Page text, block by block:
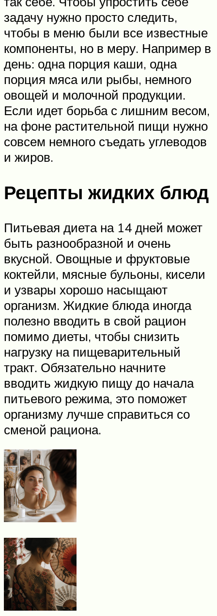
задачу нужно просто следить,
чтобы в меню были все известные
компоненты, но в меру. Например в
день: одна порция каши, одна
порция мяса или рыбы, немного
овощей и молочной продукции.
Если идет борьба с лишним весом,
на фоне растительной пищи нужно
совсем немного съедать углеводов
и жиров.
Рецепты жидких блюд
Питьевая диета на 14 дней может
быть разнообразной и очень
вкусной. Овощные и фруктовые
коктейли, мясные бульоны, кисели
и узвары хорошо насыщают
организм. Жидкие блюда иногда
полезно вводить в свой рацион
помимо диеты, чтобы снизить
нагрузку на пищеварительный
тракт. Обязательно начните
вводить жидкую пищу до начала
питьевого режима, это поможет
организму лучше справиться со
сменой рациона.